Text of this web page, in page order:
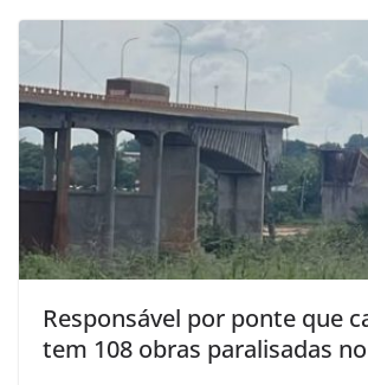
Responsável por ponte que
tem 108 obras paralisadas